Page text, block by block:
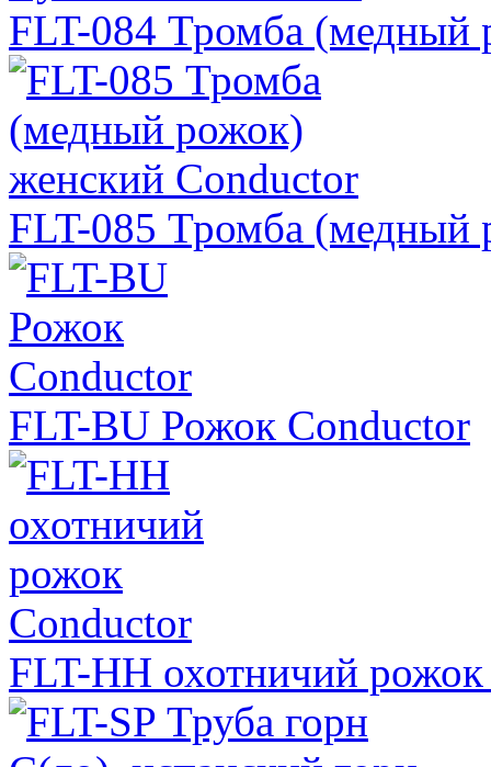
FLT-084 Тромба (медный
FLT-085 Тромба (медный
FLT-BU Рожок Conductor
FLT-HH охотничий